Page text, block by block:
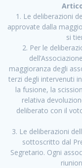
1. Le deliberazioni
approvate dalla
si
2. Per le
maggioranza degli
terzi degli intervenuti
la fusione, la
relativa
deliberato con il
3. Le deliberazioni
sottoscritto dal
Segretario. Ogni